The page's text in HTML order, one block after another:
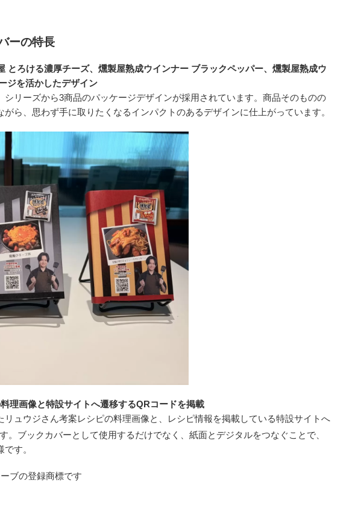
ーの特長
とろける濃厚チーズ、燻製屋熟成ウインナー ブラックペッパー、燻製屋熟成ウ
ジを活かしたデザイン
リーズから3商品のパッケージデザインが採用されています。商品そのものの
ら、思わず手に取りたくなるインパクトのあるデザインに仕上がっています。
理画像と特設サイトへ遷移するQRコードを掲載
ュウジさん考案レシピの料理画像と、レシピ情報を掲載している特設サイトへ
。ブックカバーとして使用するだけでなく、紙面とデジタルをつなぐことで、
す。
ブの登録商標です